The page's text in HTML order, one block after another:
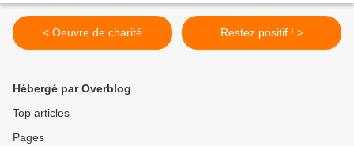
< Oeuvre de charité Restez positif ! >
Hébergé par Overblog
Top articles
Pages